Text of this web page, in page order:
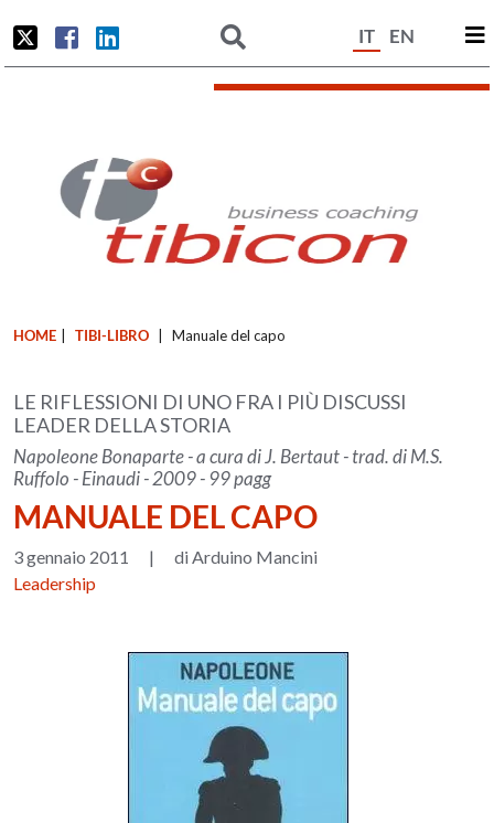
IT EN
HOME TIBI-LIBRO Manuale del capo
LE RIFLESSIONI DI UNO FRA I PIÙ DISCUSSI
LEADER DELLA STORIA
Napoleone Bonaparte - a cura di J. Bertaut - trad. di M.S.
Ruffolo - Einaudi - 2009 - 99 pagg
MANUALE DEL CAPO
3 gennaio 2011 |
di Arduino Mancini
Leadership